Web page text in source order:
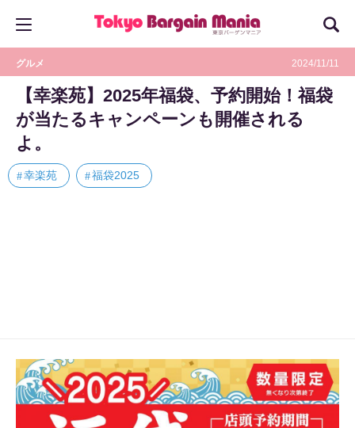
グルメ 2024/11/11
【幸楽苑】2025年福袋、予約開始！福袋
が当たるキャンペーンも開催される
よ。
幸楽苑 福袋2025